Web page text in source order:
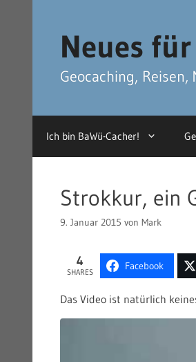
Neues
Geocaching,
Ich bin BaWü-Cacher!
Strokkur, ein
9. Januar 2015 von Mark
4
SHARES
Facebook
Das Video ist natürlich